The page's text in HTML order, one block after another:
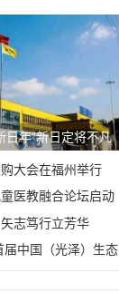
日年”新日定将不凡
大会在福州举行
医教融合论坛启动
志笃行立芳华
中国（光泽）生态